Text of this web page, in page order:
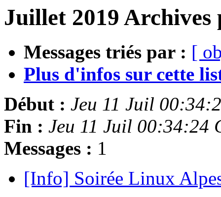
Juillet 2019 Archives
Messages triés par : [
Plus d'infos sur cette
Début : Jeu 11 Juil
Fin : Jeu 11 Juil 00:34:24
Messages : 1
[Info] Soirée Linux